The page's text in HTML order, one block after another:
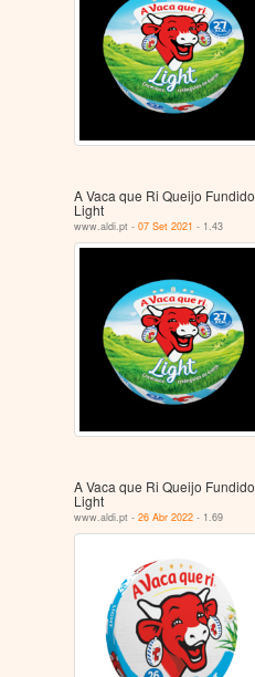
A Vaca que Ri Queijo Fundido
Light
www.aldi.pt -07 Set 2021 - 1.43
A Vaca que Ri Queijo Fundido
Light
www.aldi.pt -26 Abr 2022 - 1.69